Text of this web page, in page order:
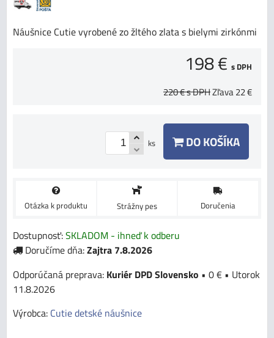
Náušnice Cutie vyrobené zo žltého zlata s bielymi zirkónmi
198 € s DPH
220 €s DPHZľava22 €
ks DO KOŠÍKA
Otázka k produktu Strážny pes Doručenia
Dostupnosť:SKLADOM - ihneď k odberu
Doručíme dňa:Zajtra 7.8.2026
Kuriér DPD Slovensko • 0 € • Utorok
11.8.2026
Výrobca: Cutie detské náušnice